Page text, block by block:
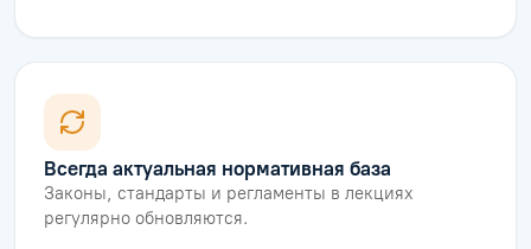
Всегда актуальная нормативная база
Законы, стандарты и регламенты в лекциях
регулярно обновляются.